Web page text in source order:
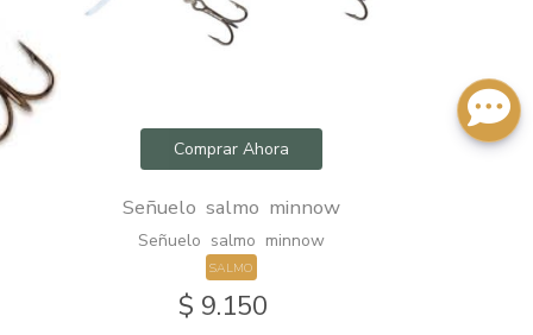
Comprar Ahora
Señuelo salmo minnow
Señuelo salmo minnow
SALMO
$ 9.150